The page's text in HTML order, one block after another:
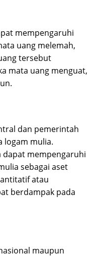
mempengaruhi
uang melemah,
tersebut
mata uang menguat,
dan pemerintah
logam mulia.
dapat mempengaruhi
sebagai aset
atau
berdampak pada
maupun